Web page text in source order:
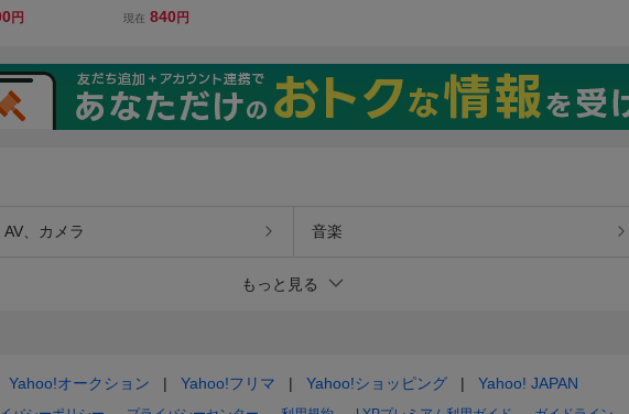
ツノコプロ ロ
円
50周年記念 》ローズオニ
ムちゃんストラップ 】日
焼け有◆◇
現在 840円
、カメラ 音楽
もっと見る
Yahoo!オークション Yahoo!フリマ Yahoo!ショッピング Yahoo! JAPAN